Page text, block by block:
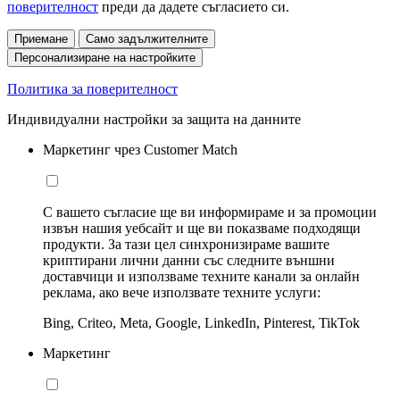
поверителност преди да дадете съгласието си.
Приемане
Само задължителните
Персонализиране на настройките
Политика за поверителност
Индивидуални настройки за защита на данните
Маркетинг чрез Customer Match
С вашето съгласие ще ви информираме и за промоции
извън нашия уебсайт и ще ви показваме подходящи
продукти. За тази цел синхронизираме вашите
криптирани лични данни със следните външни
доставчици и използваме техните канали за онлайн
реклама, ако вече използвате техните услуги:
Bing, Criteo, Meta, Google, LinkedIn, Pinterest, TikTok
Маркетинг